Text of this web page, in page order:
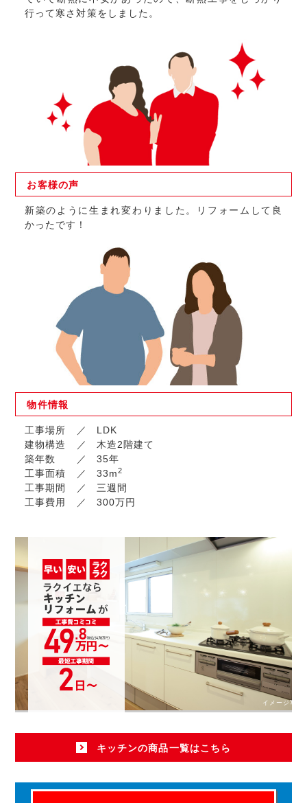
行って寒さ対策をしました。
お客様の声
新築のように生まれ変わりました。リフォームして良
かったです！
物件情報
工事場所
LDK
建物構造
木造2階建て
築年数
35年
工事面積
33m2
工事期間
三週間
工事費用
300万円
イメージ写真
キッチンの商品一覧はこちら